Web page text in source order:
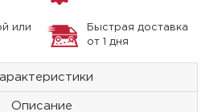
или
Быстрая доставка
от 1 дня
Описание